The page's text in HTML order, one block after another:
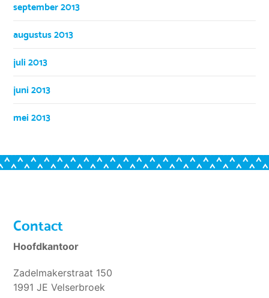
september 2013
augustus 2013
juli 2013
juni 2013
mei 2013
Contact
Hoofdkantoor
Zadelmakerstraat 150
1991 JE Velserbroek